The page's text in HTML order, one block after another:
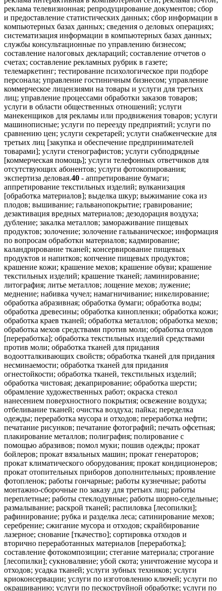
реклама телевизионная; репродуцирование документов; сбор
и предоставление статистических данных; сбор информации в
компьютерных базах данных; сведения о деловых операциях;
систематизация информации в компьютерных базах данных;
службы консультационные по управлению бизнесом;
составление налоговых деклараций; составление отчетов о
счетах; составление рекламных рубрик в газете;
телемаркетинг; тестирование психологическое при подборе
персонала; управление гостиничным бизнесом; управление
коммерческое лицензиями на товары и услуги для третьих
лиц; управление процессами обработки заказов товаров;
услуги в области общественных отношений; услуги
манекенщиков для рекламы или продвижения товаров; услуги
машинописные; услуги по переезду предприятий; услуги по
сравнению цен; услуги секретарей; услуги снабженческие для
третьих лиц [закупка и обеспечение предпринимателей
товарами]; услуги стенографистов; услуги субподрядные
[коммерческая помощь]; услуги телефонных ответчиков для
отсутствующих абонентов; услуги фотокопирования;
экспертиза деловая.40 - аппретирование бумаги;
аппретирование текстильных изделий; вулканизация
[обработка материалов]; выделка шкур; выжимание сока из
плодов; вышивание; гальванопокрытие; гравирование;
дезактивация вредных материалов; дезодорация воздуха;
дубление; закалка металлов; замораживание пищевых
продуктов; золочение; золочение гальваническое; информация
по вопросам обработки материалов; кадмирование;
каландрирование тканей; консервирование пищевых
продуктов и напитков; копчение пищевых продуктов;
крашение кожи; крашение мехов; крашение обуви; крашение
текстильных изделий; крашение тканей; ламинирование;
литография; литье металлов; лощение мехов; лужение;
меднение; набивка чучел; намагничивание; никелирование;
обработка абразивная; обработка бумаги; обработка воды;
обработка древесины; обработка кинопленки; обработка кожи;
обработка краев тканей; обработка металлов; обработка мехов;
обработка мехов средствами против моли; обработка отходов
[переработка]; обработка текстильных изделий средствами
против моли; обработка тканей для придания
водоотталкивающих свойств; обработка тканей для придания
несминаемости; обработка тканей для придания
огнестойкости; обработка тканей, текстильных изделий;
обработка чистовая; декаприрование; обработка шерсти;
обрамление художественных работ; окраска стекол
нанесением поверхностного покрытия; освежение воздуха;
отбеливание тканей; очистка воздуха; пайка; переделка
одежды; переработка мусора и отходов; переработка нефти;
печатание рисунков; печатание фотографий; печать офсетная;
плакирование металлов; полиграфия; полирование с
помощью абразивов; помол муки; пошив одежды; прокат
бойлеров; прокат вязальных машин; прокат генераторов;
прокат климатического оборудования; прокат кондиционеров;
прокат отопительных приборов дополнительных; проявление
фотопленок; работы гончарные; работы кузнечные; работы
монтажно-сборочные по заказу для третьих лиц; работы
переплетные; работы стеклодувные; работы шорно-седельные;
размалывание; раскрой тканей; распиловка [лесопилки];
рафинирование; рубка и разделка леса; сатинирование мехов;
серебрение; сжигание мусора и отходов; скрайбирование
лазерное; снование [ткачество]; сортировка отходов и
вторично переработанных материалов [переработка];
составление фотокомпозиции; стегание материала; строгание
[лесопилки]; сукноваляние; убой скота; уничтожение мусора и
отходов; усадка тканей; услуги зубных техников; услуги
криоконсервации; услуги по изготовлению ключей; услуги по
окрашиванию; услуги по пескоструйной обработке; услуги по